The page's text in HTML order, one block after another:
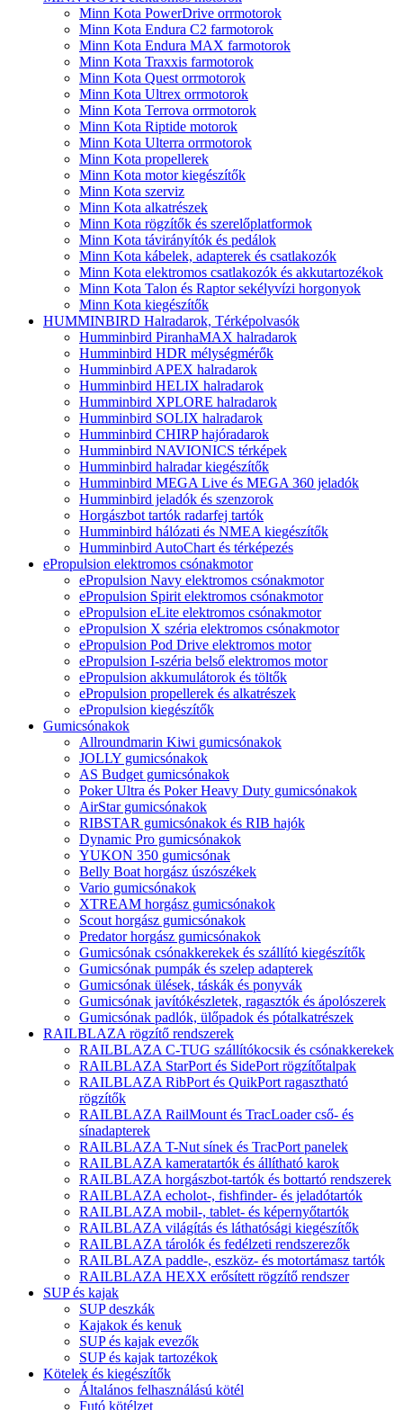
Minn Kota PowerDrive orrmotorok
Minn Kota Endura C2 farmotorok
Minn Kota Endura MAX farmotorok
Minn Kota Traxxis farmotorok
Minn Kota Quest orrmotorok
Minn Kota Ultrex orrmotorok
Minn Kota Terrova orrmotorok
Minn Kota Riptide motorok
Minn Kota Ulterra orrmotorok
Minn Kota propellerek
Minn Kota motor kiegészítők
Minn Kota szerviz
Minn Kota alkatrészek
Minn Kota rögzítők és szerelőplatformok
Minn Kota távirányítók és pedálok
Minn Kota kábelek, adapterek és csatlakozók
Minn Kota elektromos csatlakozók és akkutartozékok
Minn Kota Talon és Raptor sekélyvízi horgonyok
Minn Kota kiegészítők
HUMMINBIRD Halradarok, Térképolvasók
Humminbird PiranhaMAX halradarok
Humminbird HDR mélységmérők
Humminbird APEX halradarok
Humminbird HELIX halradarok
Humminbird XPLORE halradarok
Humminbird SOLIX halradarok
Humminbird CHIRP hajóradarok
Humminbird NAVIONICS térképek
Humminbird halradar kiegészítők
Humminbird MEGA Live és MEGA 360 jeladók
Humminbird jeladók és szenzorok
Horgászbot tartók radarfej tartók
Humminbird hálózati és NMEA kiegészítők
Humminbird AutoChart és térképezés
ePropulsion elektromos csónakmotor
ePropulsion Navy elektromos csónakmotor
ePropulsion Spirit elektromos csónakmotor
ePropulsion eLite elektromos csónakmotor
ePropulsion X széria elektromos csónakmotor
ePropulsion Pod Drive elektromos motor
ePropulsion I-széria belső elektromos motor
ePropulsion akkumulátorok és töltők
ePropulsion propellerek és alkatrészek
ePropulsion kiegészítők
Gumicsónakok
Allroundmarin Kiwi gumicsónakok
JOLLY gumicsónakok
AS Budget gumicsónakok
Poker Ultra és Poker Heavy Duty gumicsónakok
AirStar gumicsónakok
RIBSTAR gumicsónakok és RIB hajók
Dynamic Pro gumicsónakok
YUKON 350 gumicsónak
Belly Boat horgász úszószékek
Vario gumicsónakok
XTREAM horgász gumicsónakok
Scout horgász gumicsónakok
Predator horgász gumicsónakok
Gumicsónak csónakkerekek és szállító kiegészítők
Gumicsónak pumpák és szelep adapterek
Gumicsónak ülések, táskák és ponyvák
Gumicsónak javítókészletek, ragasztók és ápolószerek
Gumicsónak padlók, ülőpadok és pótalkatrészek
RAILBLAZA rögzítő rendszerek
RAILBLAZA C-TUG szállítókocsik és csónakkerekek
RAILBLAZA StarPort és SidePort rögzítőtalpak
RAILBLAZA RibPort és QuikPort ragasztható
rögzítők
RAILBLAZA RailMount és TracLoader cső- és
sínadapterek
RAILBLAZA T-Nut sínek és TracPort panelek
RAILBLAZA kameratartók és állítható karok
RAILBLAZA horgászbot-tartók és bottartó rendszerek
RAILBLAZA echolot-, fishfinder- és jeladótartók
RAILBLAZA mobil-, tablet- és képernyőtartók
RAILBLAZA világítás és láthatósági kiegészítők
RAILBLAZA tárolók és fedélzeti rendszerezők
RAILBLAZA paddle-, eszköz- és motortámasz tartók
RAILBLAZA HEXX erősített rögzítő rendszer
SUP és kajak
SUP deszkák
Kajakok és kenuk
SUP és kajak evezők
SUP és kajak tartozékok
Kötelek és kiegészítők
Általános felhasználású kötél
Futó kötélzet